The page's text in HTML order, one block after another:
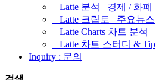
_ Latte 분석 _경제 / 화폐
_ Latte 크립토 _주요뉴스
_ Latte Charts 차트 분석
_ Latte 차트 스터디 & Tip
Inquiry : 문의